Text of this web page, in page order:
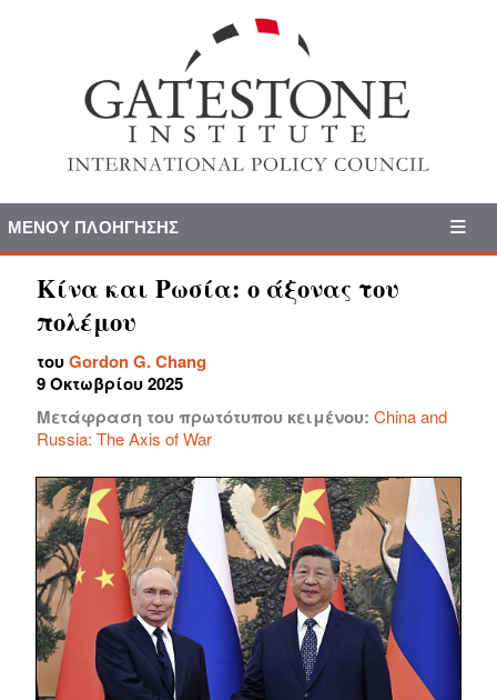
ΜΕΝΟΎ ΠΛΟΉΓΗΣΗΣ
Κίνα και Ρωσία: ο άξονας του
πολέμου
τουGordon G. Chang
9 Οκτωβρίου 2025
Μετάφραση του πρωτότυπου κειμένου: China and
Russia: The Axis of War